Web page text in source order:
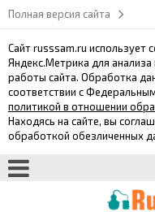
Полная версия сайта
Сайт russsam.ru использует
Яндекс.Метрика для
работы сайта. Обработка
соответствии с
политикой в отношении
Находясь на сайте, вы
обработкой обезличенных